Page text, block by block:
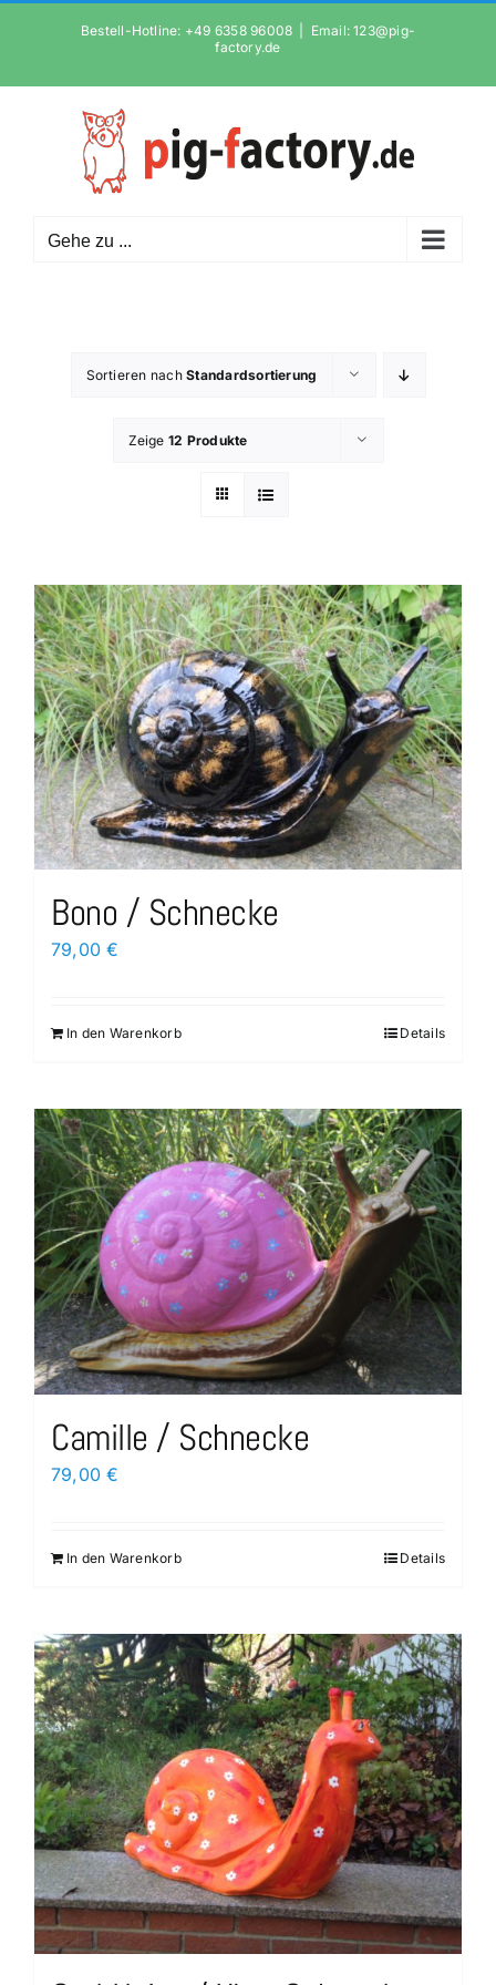
Bestell-Hotline: +49 6358 96008
Email: 123@pig-
factory.de
Gehe zu ...
Sortieren nachStandardsortierung
Zeige 12 Produkte
Bono / Schnecke
79,00€
In den Warenkorb Details
Camille / Schnecke
79,00€
In den Warenkorb Details